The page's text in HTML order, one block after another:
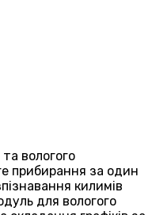
вологого
прибирання за один
килимів
для вологого